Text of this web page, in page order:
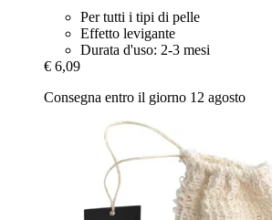
Per tutti i tipi di pelle
Effetto levigante
Durata d'uso: 2-3 mesi
€ 6,09
Consegna entro il giorno 12 agosto